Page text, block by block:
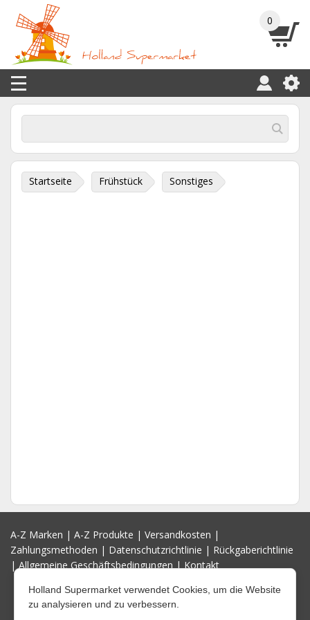
0
Startseite Frühstück Sonstiges
A-Z Marken | A-Z Produkte | Versandkosten |
Zahlungsmethoden | Datenschutzrichtlinie | Rückgaberichtlinie
|Allgemeine Geschäftsbedingungen|Kontakt
Holland Supermarket verwendet Cookies, um die Website
zu analysieren und zu verbessern.